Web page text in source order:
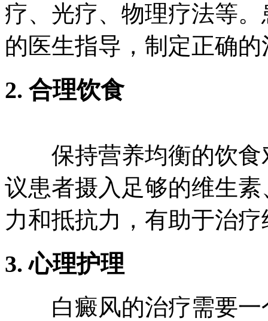
疗、光疗、物理疗法等
的医生指导，制定正确
2. 合理饮食
保持营养均衡的饮食
议患者摄入足够的维生
力和抵抗力，有助于治
3. 心理护理
白癜风的治疗需要一